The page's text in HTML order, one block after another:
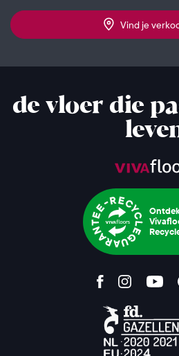
Vind je
de vloer die